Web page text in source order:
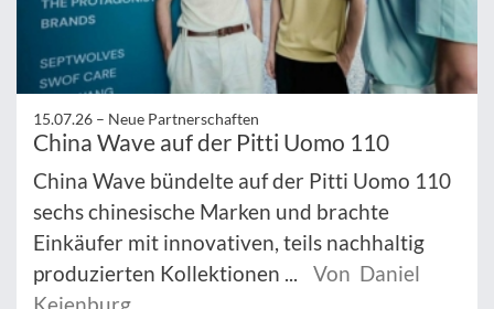
15.07.26 – Neue Partnerschaften
China Wave auf der Pitti Uomo 110
China Wave bündelte auf der Pitti Uomo 110
sechs chinesische Marken und brachte
Einkäufer mit innovativen, teils nachhaltig
produzierten Kollektionen ...
Von Daniel
Keienburg